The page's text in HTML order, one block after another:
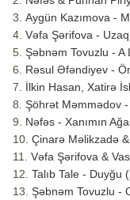
Aygün Kazımova -
Vəfa Şərifova -
Şəbnəm Tovuzlu - A
Rəsul Əfəndiyev -
İlkin Hasan, Xatirə
Şöhrət Məmmədov
Nəfəs - Xanımın
Çinarə Məlikzadə
Vəfa Şərifova &
Talıb Tale - Duyğu
Şəbnəm Tovuzlu -